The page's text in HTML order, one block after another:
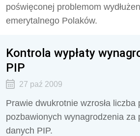
poświęconej problemom
emerytalnego Polaków.
Kontrola wypłaty
PIP
27 paź 2009
Prawie dwukrotnie wzrosła liczba
pozbawionych wynagrodzenia za
danych PIP.